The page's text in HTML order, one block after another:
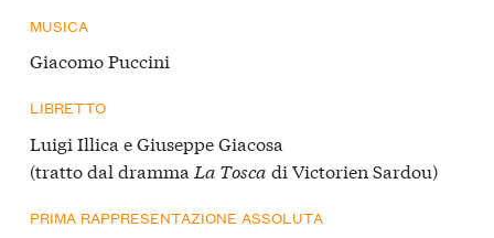
MUSICA
Giacomo Puccini
LIBRETTO
Luigi Illica e Giuseppe Giacosa
(tratto dal dramma La Tosca di Victorien Sardou)
PRIMA RAPPRESENTAZIONE ASSOLUTA